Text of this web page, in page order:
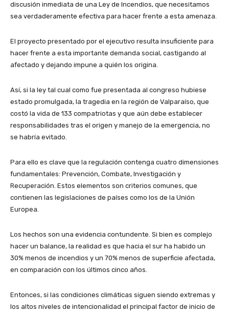
discusión inmediata de una Ley de Incendios, que necesitamos
sea verdaderamente efectiva para hacer frente a esta amenaza.
El proyecto presentado por el ejecutivo resulta insuficiente para
hacer frente a esta importante demanda social, castigando al
afectado y dejando impune a quién los origina.
Así, si la ley tal cual como fue presentada al congreso hubiese
estado promulgada, la tragedia en la región de Valparaíso, que
costó la vida de 133 compatriotas y que aún debe establecer
responsabilidades tras el origen y manejo de la emergencia, no
se habría evitado.
Para ello es clave que la regulación contenga cuatro dimensiones
fundamentales: Prevención, Combate, Investigación y
Recuperación. Estos elementos son criterios comunes, que
contienen las legislaciones de países como los de la Unión
Europea.
Los hechos son una evidencia contundente. Si bien es complejo
hacer un balance, la realidad es que hacia el sur ha habido un
30% menos de incendios y un 70% menos de superficie afectada,
en comparación con los últimos cinco años.
Entonces, si las condiciones climáticas siguen siendo extremas y
los altos niveles de intencionalidad el principal factor de inicio de